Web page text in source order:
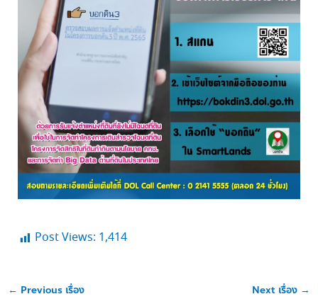
Post Views: 1,414
← Previous เรื่อง Next เรื่อง →